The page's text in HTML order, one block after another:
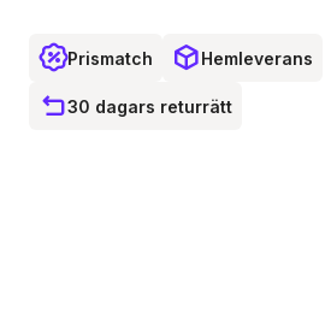
Prismatch Hemleverans
30 dagars returrätt